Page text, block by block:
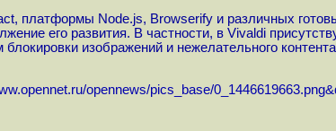
платформы Node.js, Browserify и различных
его развития. В частности, в Vivaldi
изображений и нежелательного
opennews/pics_base/